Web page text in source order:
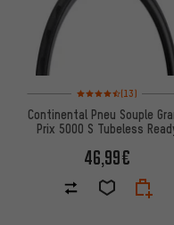
Note moyenne : 4,5
(13)
Continental Pneu Souple
Prix 5000 S Tubeless
46,99€